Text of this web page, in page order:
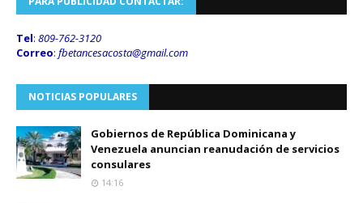
Tel: 809-762-3120
Correo: fbetancesacosta@gmail.com
NOTICIAS POPULARES
Gobiernos de República Dominicana y
Venezuela anuncian reanudación de servicios
consulares
14:16